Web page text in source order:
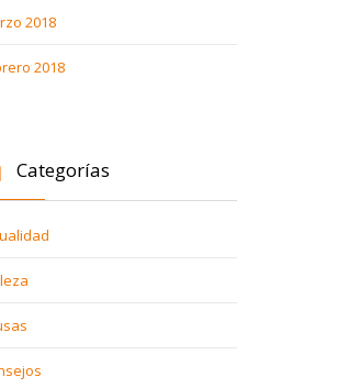
2018
2018
Categorías